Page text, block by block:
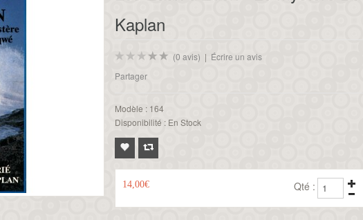
Kaplan
(0 avis) | Écrire un avis
Partager
Modèle :164
Disponibilité :En Stock
14,00€ Qté :